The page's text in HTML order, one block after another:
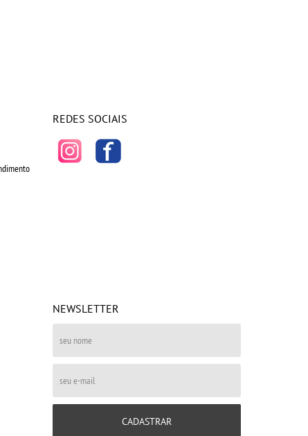
REDES SOCIAIS
NEWSLETTER
CADASTRAR